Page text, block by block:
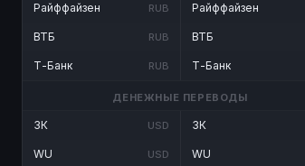
Райффайзен RUB
ВТБ RUB
Т-Банк RUB
Райффайзен
ВТБ
Т-Банк
ДЕНЕЖНЫЕ ПЕРЕВОДЫ
ЗК USD
WU USD
ЗК
WU